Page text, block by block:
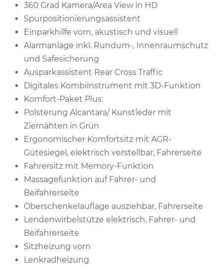
360 Grad Kamera/Area View in HD
Spurpositionierungsassistent
Einparkhilfe vorn, akustisch und visuell
Alarmanlage inkl. Rundum-, Innenraumschutz
und Safesicherung
Ausparkassistent Rear Cross Traffic
Digitales Kombiinstrument mit 3D-Funktion
Komfort-Paket Plus:
Polsterung Alcantara/ Kunstleder mit
Ziernähten in Grün
Ergonomischer Komfortsitz mit AGR-
Gütesiegel, elektrisch verstellbar, Fahrerseite
Fahrersitz mit Memory-Funktion
Massagefunktion auf Fahrer- und
Beifahrerseite
Oberschenkelauflage ausziehbar, Fahrerseite
Lendenwirbelstütze elektrisch, Fahrer- und
Beifahrerseite
Sitzheizung vorn
Lenkradheizung